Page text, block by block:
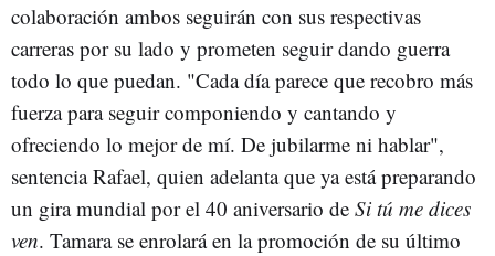
colaboración ambos seguirán con sus respectivas
carreras por su lado y prometen seguir dando guerra
todo lo que puedan. "Cada día parece que recobro más
fuerza para seguir componiendo y cantando y
ofreciendo lo mejor de mí. De jubilarme ni hablar",
sentencia Rafael, quien adelanta que ya está preparando
un gira mundial por el 40 aniversario de Si tú me dices
ven. Tamara se enrolará en la promoción de su último